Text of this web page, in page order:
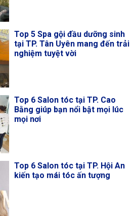
Top 5 Spa gội đầu dưỡng sinh
tại TP. Tân Uyên mang đến trải
nghiệm tuyệt vời
Top 6 Salon tóc tại TP. Cao
Bằng giúp bạn nổi bật mọi lúc
mọi nơi
Top 6 Salon tóc tại TP. Hội An
kiến tạo mái tóc ấn tượng